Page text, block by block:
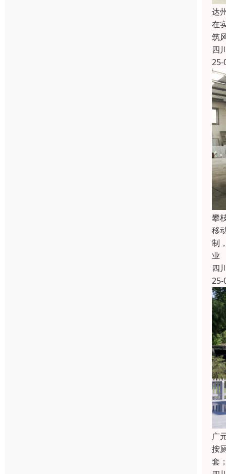
达
在
筑
四
25-
攀
移
制
业
四
25-
广
按
套